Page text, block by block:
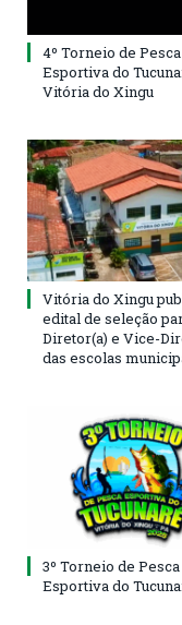
4º Torneio de Pesca
Esportiva do
Vitória do Xingu
Vitória do Xingu
edital de seleção
Diretor(a) e Vice-
das escolas
3º Torneio de Pesca
Esportiva do